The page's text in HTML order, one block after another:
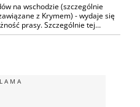
na wschodzie (szczególnie
z Krymem) - wydaje się
prasy. Szczególnie tej…